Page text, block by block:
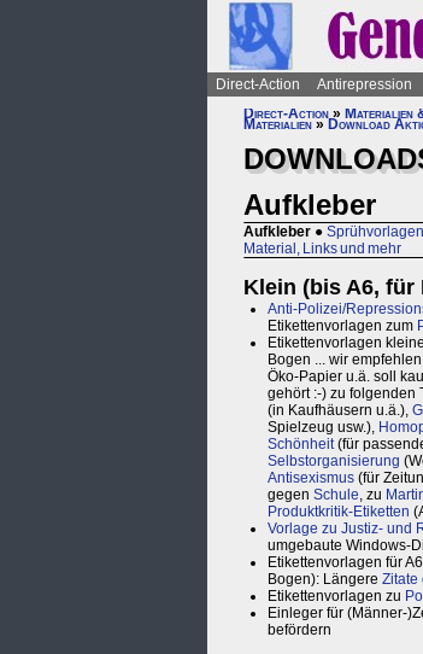
Direct-Action Antirepression
Direct-Action » Materialien
Materialien » Download
Aufkleber
Aufkleber ● Sprühvorlagen
Material, Links und mehr
Klein (bis A6, für
Anti-Polizei/
Etikettenvorlagen zum
Etikettenvorlagen
Bogen ... wir
Öko-Papier u.ä. soll
gehört :-) zu folgenden
(in Kaufhäusern u.ä.),
Spielzeug usw.),
Schönheit(für
Selbstorganisierung
Antisexismus (für
gegen Schule, zu
Produktkritik-Etiketten
Vorlage zu Justiz- und
umgebaute Windows-
Etikettenvorlagen für
Bogen): Längere Zitate
Etikettenvorlagen zu
Einleger für (Männer-
befördern